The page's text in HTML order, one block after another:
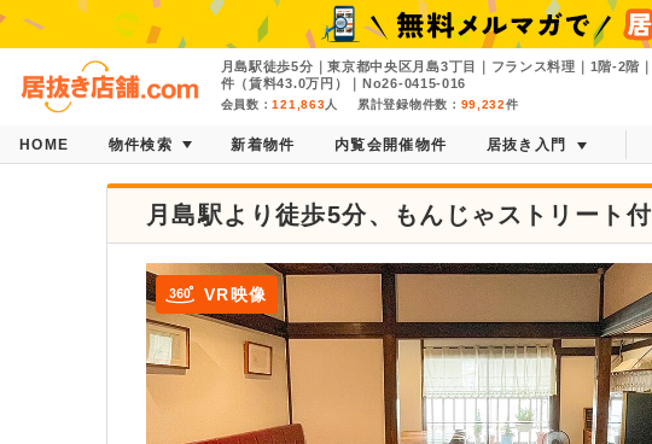
月島駅徒歩5分｜東京都中央区月島3丁目｜フランス料理｜1階-2階
件（賃料43.0万円）｜No26-0415-016
会員数：121,863人 累計登録物件数： 99,232件
HOME 物件検索 新着物件 内覧会開催物件 居抜き入門
月島駅より徒歩5分、もんじゃストリート
VR映像